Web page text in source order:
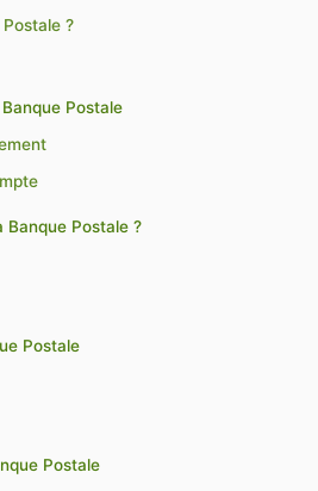
?
Postale
Banque Postale ?
Postale
Postale